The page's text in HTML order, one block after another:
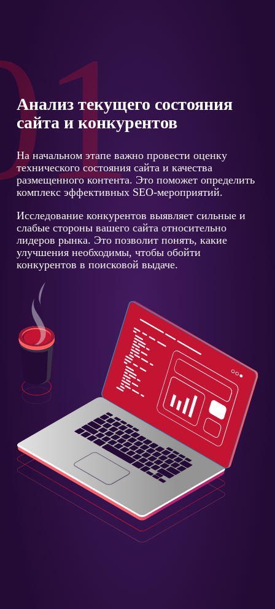
Анализ текущего состояния
сайта и конкурентов
На начальном этапе важно провести оценку
технического состояния сайта и качества
размещенного контента. Это поможет определить
комплекс эффективных SEO-мероприятий.
Исследование конкурентов выявляет сильные и
слабые стороны вашего сайта относительно
лидеров рынка. Это позволит понять, какие
улучшения необходимы, чтобы обойти
конкурентов в поисковой выдаче.